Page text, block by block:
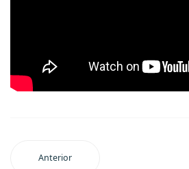
Anterior